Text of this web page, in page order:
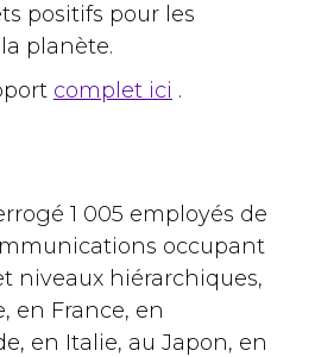
positifs pour les
planète.
complet ici .
1 005 employés de
occupant
niveaux hiérarchiques,
en France, en
en Italie, au Japon, en